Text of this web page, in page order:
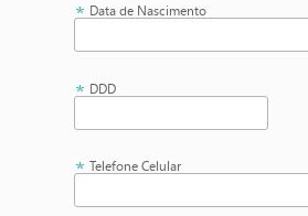
Data de Nascimento
DDD
Telefone Celular